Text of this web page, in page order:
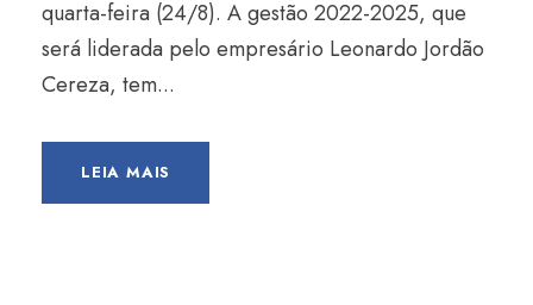
quarta-feira (24/8). A gestão 2022-2025, que
será liderada pelo empresário Leonardo Jordão
Cereza, tem...
LEIA MAIS